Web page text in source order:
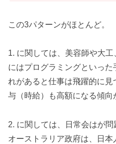
この3パターンがほとんど。
1. に関しては、美容師や大
にはプログラミングといっ
れがあると仕事は飛躍的に
与（時給）も高額になる傾向
2. に関しては、日常会はが問
オーストラリア政府は、日